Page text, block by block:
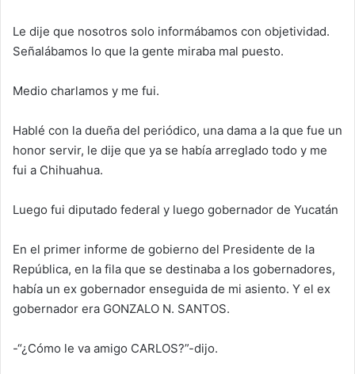
Le dije que nosotros solo informábamos con objetividad.
Señalábamos lo que la gente miraba mal puesto.
Medio charlamos y me fui.
Hablé con la dueña del periódico, una dama a la que fue un
honor servir, le dije que ya se había arreglado todo y me
fui a Chihuahua.
Luego fui diputado federal y luego gobernador de Yucatán
En el primer informe de gobierno del Presidente de la
República, en la fila que se destinaba a los gobernadores,
había un ex gobernador enseguida de mi asiento. Y el ex
gobernador era GONZALO N. SANTOS.
-“¿Cómo le va amigo CARLOS?”-dijo.